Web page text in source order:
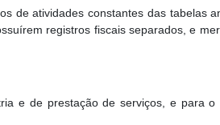
de atividades constantes das tabelas
registros fiscais separados, e
e de prestação de serviços, e para o